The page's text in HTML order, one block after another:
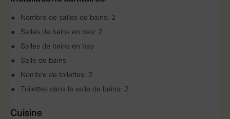
Nombre de salles de bains: 2
Salles de bains en bas: 2
Salles de bains en bas
Salle de bains
Nombre de toilettes: 2
Toilettes dans la salle de bains: 2
Cuisine